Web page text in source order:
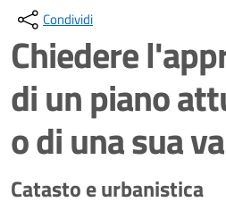
Condividi
Chiedere
di un piano
o di una sua
Catasto e urbanistica